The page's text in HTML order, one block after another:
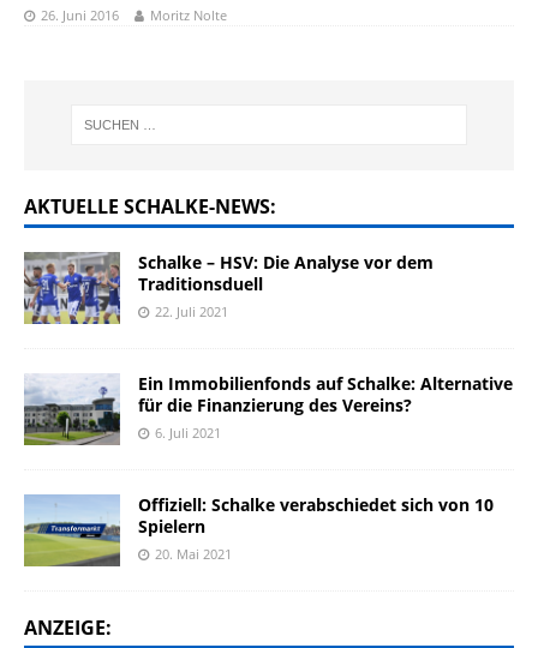
26. Juni 2016 Moritz Nolte
AKTUELLE SCHALKE-NEWS:
Schalke – HSV: Die Analyse vor dem
Traditionsduell
22. Juli 2021
Ein Immobilienfonds auf Schalke: Alternative
für die Finanzierung des Vereins?
6. Juli 2021
Offiziell: Schalke verabschiedet sich von 10
Spielern
20. Mai 2021
ANZEIGE: